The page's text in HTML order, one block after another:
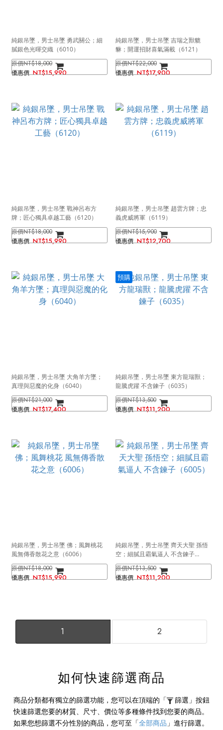
純銀吊墜，男士吊墜 勇武關公；細
膩銀色光暉交織（6010）
NT$18,000
NT$15,990
純銀吊墜，男士吊墜 吉瑞之獸貔
貅；開運招財喜氣滿載（6121）
NT$22,000
NT$17,900
純銀吊墜，男士吊墜 戰神呂布方
牌；匠心獨具卓越工藝（6120）
NT$18,000
NT$15,990
純銀吊墜，男士吊墜 趙雲方牌；忠
義虎威將軍（6119）
NT$15,900
NT$12,700
純銀吊墜，男士吊墜 大角羊方墜；
真理與惡魔的化身（6040）
NT$21,000
NT$17,400
預購
純銀吊墜，男士吊墜 東方龍瑞獸；
龍騰虎躍 不含鍊子（6035）
NT$13,500
NT$11,200
純銀吊墜，男士吊墜 佛；風舞桃花
風無傳香散花之意（6006）
NT$18,000
NT$15,990
純銀吊墜，男士吊墜 齊天大聖 孫悟
空；細膩且霸氣逼人 不含鍊子
（6005）
NT$13,500
NT$11,200
1 2
如何快速篩選商品
商品分類都有獨立的篩選功能，您可以在頂端的 「 篩選」 按鈕
快速篩選您要的材質、尺寸、價位等多種條件找到您要的商品。
如果您想篩選不分性別的商品，您可至 「全部商品 」 進行篩選。